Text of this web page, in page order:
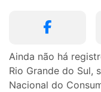
Ainda não há
Rio Grande do Sul,
Nacional do